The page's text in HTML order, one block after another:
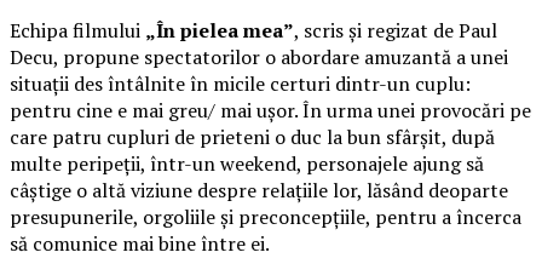
Echipa filmului „În pielea mea”, scris și regizat de Paul
Decu, propune spectatorilor o abordare amuzantă a unei
situații des întâlnite în micile certuri dintr-un cuplu:
pentru cine e mai greu/ mai ușor. În urma unei provocări pe
care patru cupluri de prieteni o duc la bun sfârșit, după
multe peripeții, într-un weekend, personajele ajung să
câștige o altă viziune despre relațiile lor, lăsând deoparte
presupunerile, orgoliile și preconcepțiile, pentru a încerca
să comunice mai bine între ei.